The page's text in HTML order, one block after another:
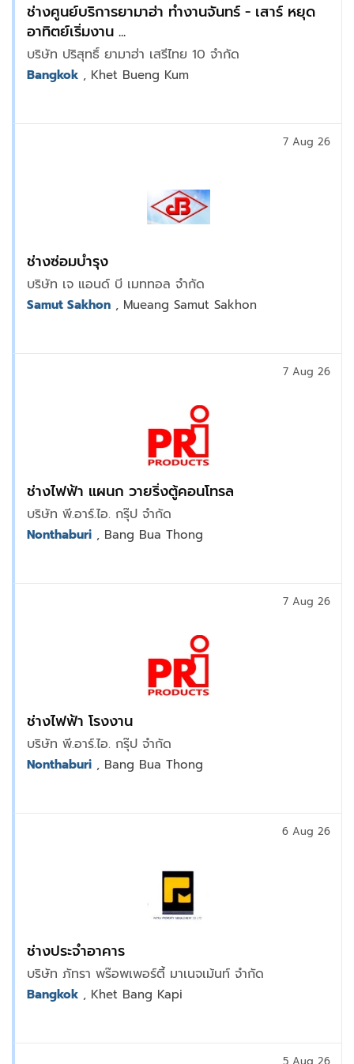
ช่างศูนย์บริการยามาฮ่า ทำงานจันทร์ - เสาร์ หยุด
อาทิตย์เริ่มงาน ...
บริษัท ปริสุทธิ์ ยามาฮ่า เสรีไทย 10 จำกัด
Bangkok , Khet Bueng Kum
ช่างซ่อมบำรุง
บริษัท เจ แอนด์ บี เมททอล จำกัด
7 Aug 26
Samut Sakhon , Mueang Samut Sakhon
ช่างไฟฟ้า แผนก วายริ่งตู้คอนโทรล
บริษัท พี.อาร์.ไอ. กรุ๊ป จำกัด
7 Aug 26
Nonthaburi , Bang Bua Thong
ช่างไฟฟ้า โรงงาน
บริษัท พี.อาร์.ไอ. กรุ๊ป จำกัด
7 Aug 26
Nonthaburi , Bang Bua Thong
ช่างประจำอาคาร
บริษัท ภัทรา พร๊อพเพอร์ตี้ มาเนจเม้นท์ จำกัด
6 Aug 26
Bangkok , Khet Bang Kapi